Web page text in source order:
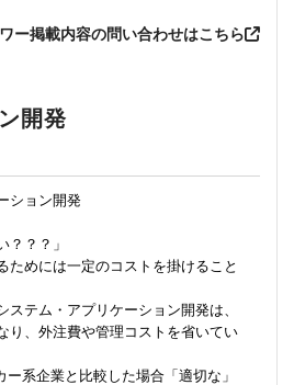
ー掲載内容の問い合わせはこちら
開発
ション開発
？？？」
ためには一定のコストを掛けること
ステム・アプリケーション開発は、
り、外注費や管理コストを省いてい
系企業と比較した場合「適切な」